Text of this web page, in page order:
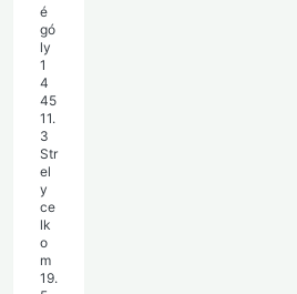
é
gó
ly
1
4
45
11.
3
Str
el
y
ce
lk
o
m
19.